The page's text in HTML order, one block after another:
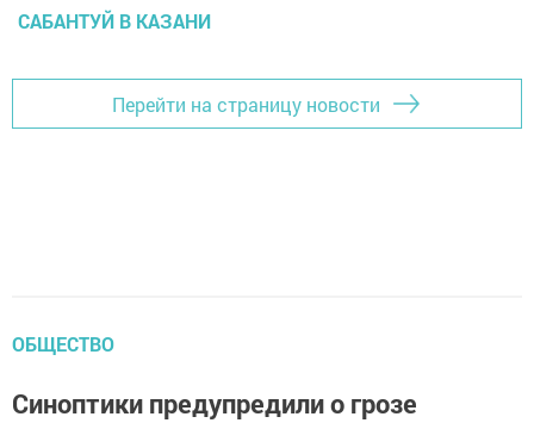
САБАНТУЙ В КАЗАНИ
Перейти на страницу новости
ОБЩЕСТВО
Синоптики предупредили о грозе